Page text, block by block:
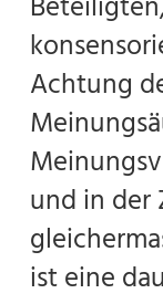
Achtung
und in der
ist eine